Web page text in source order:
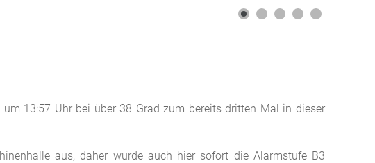
13:57 Uhr bei über 38 Grad zum bereits dritten Mal in dieser
aus, daher wurde auch hier sofort die Alarmstufe B3